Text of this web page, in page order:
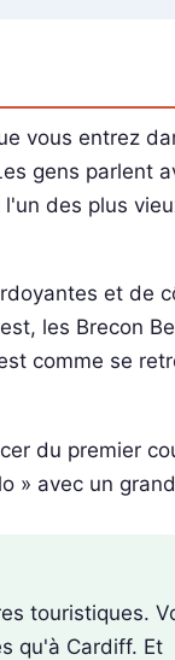
vous entrez
gens parlent
des plus
et de
les Brecon
comme se
du premier
» avec un
touristiques.
qu'à Cardiff. Et